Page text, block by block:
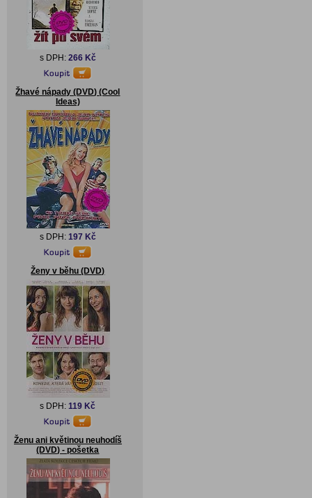
s DPH: 266 Kč
Žhavé nápady (DVD) (Cool
Ideas)
s DPH: 197 Kč
Ženy v běhu (DVD)
s DPH:119 Kč
Ženu ani květinou neuhodíš
(DVD) - pošetka